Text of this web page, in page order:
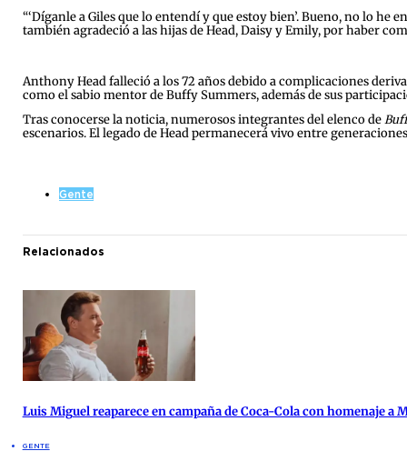
“‘Díganle a Giles que lo entendí y que estoy bien’. Bueno, no lo he
también agradeció a las hijas de Head, Daisy y Emily, por haber
Anthony Head falleció a los 72 años debido a complicaciones
como el sabio mentor de Buffy Summers, además de sus
Tras conocerse la noticia, numerosos integrantes del elenco de
escenarios. El legado de Head permanecerá vivo entre
Gente
Relacionados
Luis Miguel reaparece en campaña de Coca-Cola con homenaje a
GENTE